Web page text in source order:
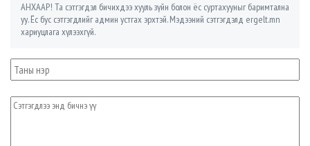
АНХААР! Та сэтгэгдэл бичихдээ хууль зүйн болон ёс суртахууныг баримтална
уу. Ёс бус сэтгэгдлийг админ устгах эрхтэй. Мэдээний сэтгэгдэлд ergelt.mn
хариуцлага хүлээхгүй.